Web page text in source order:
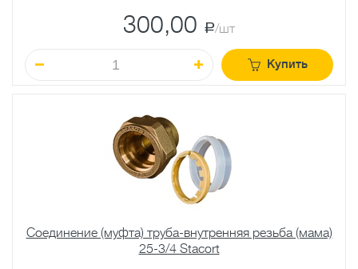
300,00 a/шт
Купить
Соединение (муфта) труба-внутренняя резьба (мама)
25-3/4 Stacort